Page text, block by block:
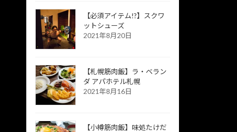
【必須アイテム!?】スクワ
ットシューズ
2021年8月20日
【札幌筋肉飯】ラ・ベラン
ダ アパホテル札幌
2021年8月16日
【小樽筋肉飯】味処たけだ